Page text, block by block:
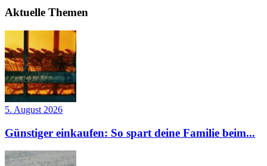
Aktuelle Themen
5. August 2026
Günstiger einkaufen: So spart deine Familie beim...